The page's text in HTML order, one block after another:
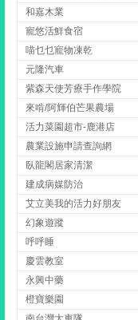
和嘉木業
寵悠活鮮食宿
喵乜乜寵物凍乾
元隆汽車
紫森天使芳療手作學院
來啃/阿輝伯芒果農場
活力菜園超市-鹿港店
農業設施申請查詢網
臥龍閣居家清潔
建成病媒防治
艾立美我的活力好朋友
幻象遊蹤
呼呼睡
慶雲教室
永興中藥
橙寶樂園